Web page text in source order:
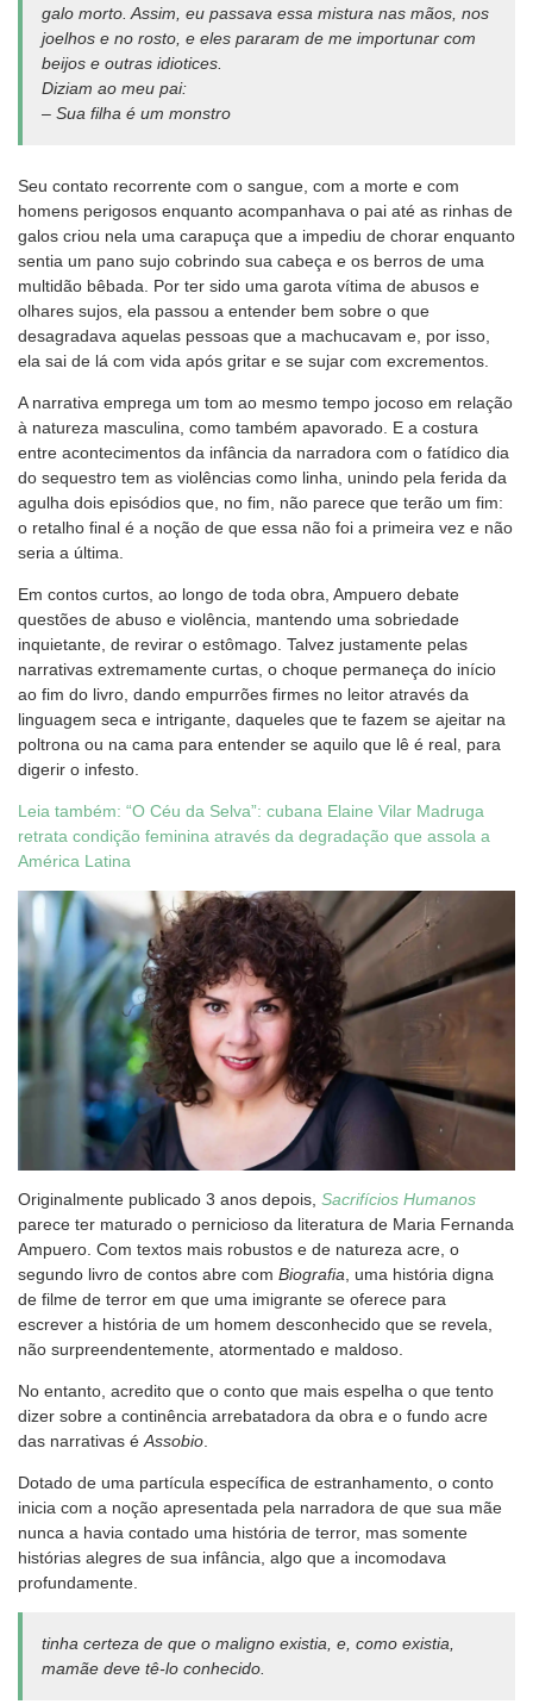
galo morto. Assim, eu passava essa mistura nas mãos, nos
joelhos e no rosto, e eles pararam de me importunar com
beijos e outras idiotices.
Diziam ao meu pai:
– Sua filha é um monstro
Seu contato recorrente com o sangue, com a morte e com
homens perigosos enquanto acompanhava o pai até as rinhas de
galos criou nela uma carapuça que a impediu de chorar enquanto
sentia um pano sujo cobrindo sua cabeça e os berros de uma
multidão bêbada. Por ter sido uma garota vítima de abusos e
olhares sujos, ela passou a entender bem sobre o que
desagradava aquelas pessoas que a machucavam e, por isso,
ela sai de lá com vida após gritar e se sujar com excrementos.
A narrativa emprega um tom ao mesmo tempo jocoso em relação
à natureza masculina, como também apavorado. E a costura
entre acontecimentos da infância da narradora com o fatídico dia
do sequestro tem as violências como linha, unindo pela ferida da
agulha dois episódios que, no fim, não parece que terão um fim:
o retalho final é a noção de que essa não foi a primeira vez e não
seria a última.
Em contos curtos, ao longo de toda obra, Ampuero debate
questões de abuso e violência, mantendo uma sobriedade
inquietante, de revirar o estômago. Talvez justamente pelas
narrativas extremamente curtas, o choque permaneça do início
ao fim do livro, dando empurrões firmes no leitor através da
linguagem seca e intrigante, daqueles que te fazem se ajeitar na
poltrona ou na cama para entender se aquilo que lê é real, para
digerir o infesto.
Leia também: “O Céu da Selva”: cubana Elaine Vilar Madruga
retrata condição feminina através da degradação que assola a
América Latina
Originalmente publicado 3 anos depois, Sacrifícios Humanos
parece ter maturado o pernicioso da literatura de Maria Fernanda
Ampuero. Com textos mais robustos e de natureza acre, o
segundo livro de contos abre com Biografia, uma história digna
de filme de terror em que uma imigrante se oferece para
escrever a história de um homem desconhecido que se revela,
não surpreendentemente, atormentado e maldoso.
No entanto, acredito que o conto que mais espelha o que tento
dizer sobre a continência arrebatadora da obra e o fundo acre
das narrativas éAssobio.
Dotado de uma partícula específica de estranhamento, o conto
inicia com a noção apresentada pela narradora de que sua mãe
nunca a havia contado uma história de terror, mas somente
histórias alegres de sua infância, algo que a incomodava
profundamente.
tinha certeza de que o maligno existia, e, como existia,
mamãe deve tê-lo conhecido.